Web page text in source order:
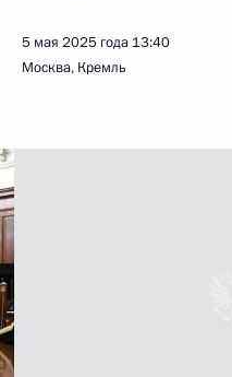
5 мая 2025 года 13:40
Москва, Кремль